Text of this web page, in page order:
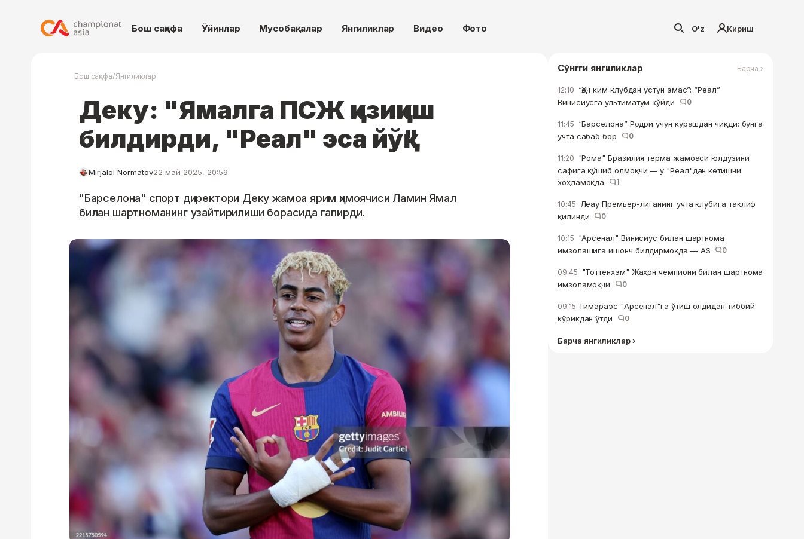
Бош саҳифа Ўйинлар Мусобақалар Янгиликлар Видео Фото O'z Кириш
Бош саҳифа/Янгиликлар
Деку: "Ямалга ПСЖ қизиқиш
билдирди, "Реал" эса йўқ"
Mirjalol Normatov22 май 2025, 20:59
"Барселона" спорт директори Деку жамоа ярим ҳимоячиси Ламин Ямал
билан шартноманинг узайтирилиши борасида гапирди.
Сўнгги янгиликлар Барча ›
12:10 “Ҳеч ким клубдан устун эмас”: “Реал”
Винисиусга ультиматум қўйди
0
11:45 “Барселона” Родри учун курашдан чиқди: бунга
учта сабаб бор
0
11:20 "Рома" Бразилия терма жамоаси юлдузини
сафига қўшиб олмоқчи — у "Реал"дан кетишни
хоҳламоқда
1
10:45
Леау Премьер-лиганинг учта клубига таклиф
қилинди
0
10:15 "Арсенал" Винисиус билан шартнома
имзолашига ишонч билдирмоқда — AS
0
09:45 "Тоттенхэм" Жаҳон чемпиони билан шартнома
имзоламоқчи
0
09:15 Гимараэс "Арсенал"га ўтиш олдидан тиббий
кўрикдан ўтди
0
Барча янгиликлар ›